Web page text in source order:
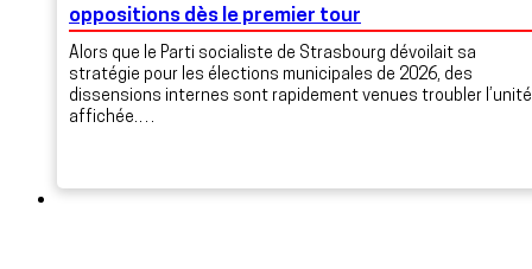
oppositions dès le premier tour
Alors que le Parti socialiste de Strasbourg dévoilait sa
stratégie pour les élections municipales de 2026, des
dissensions internes sont rapidement venues troubler l’unité
affichée.…